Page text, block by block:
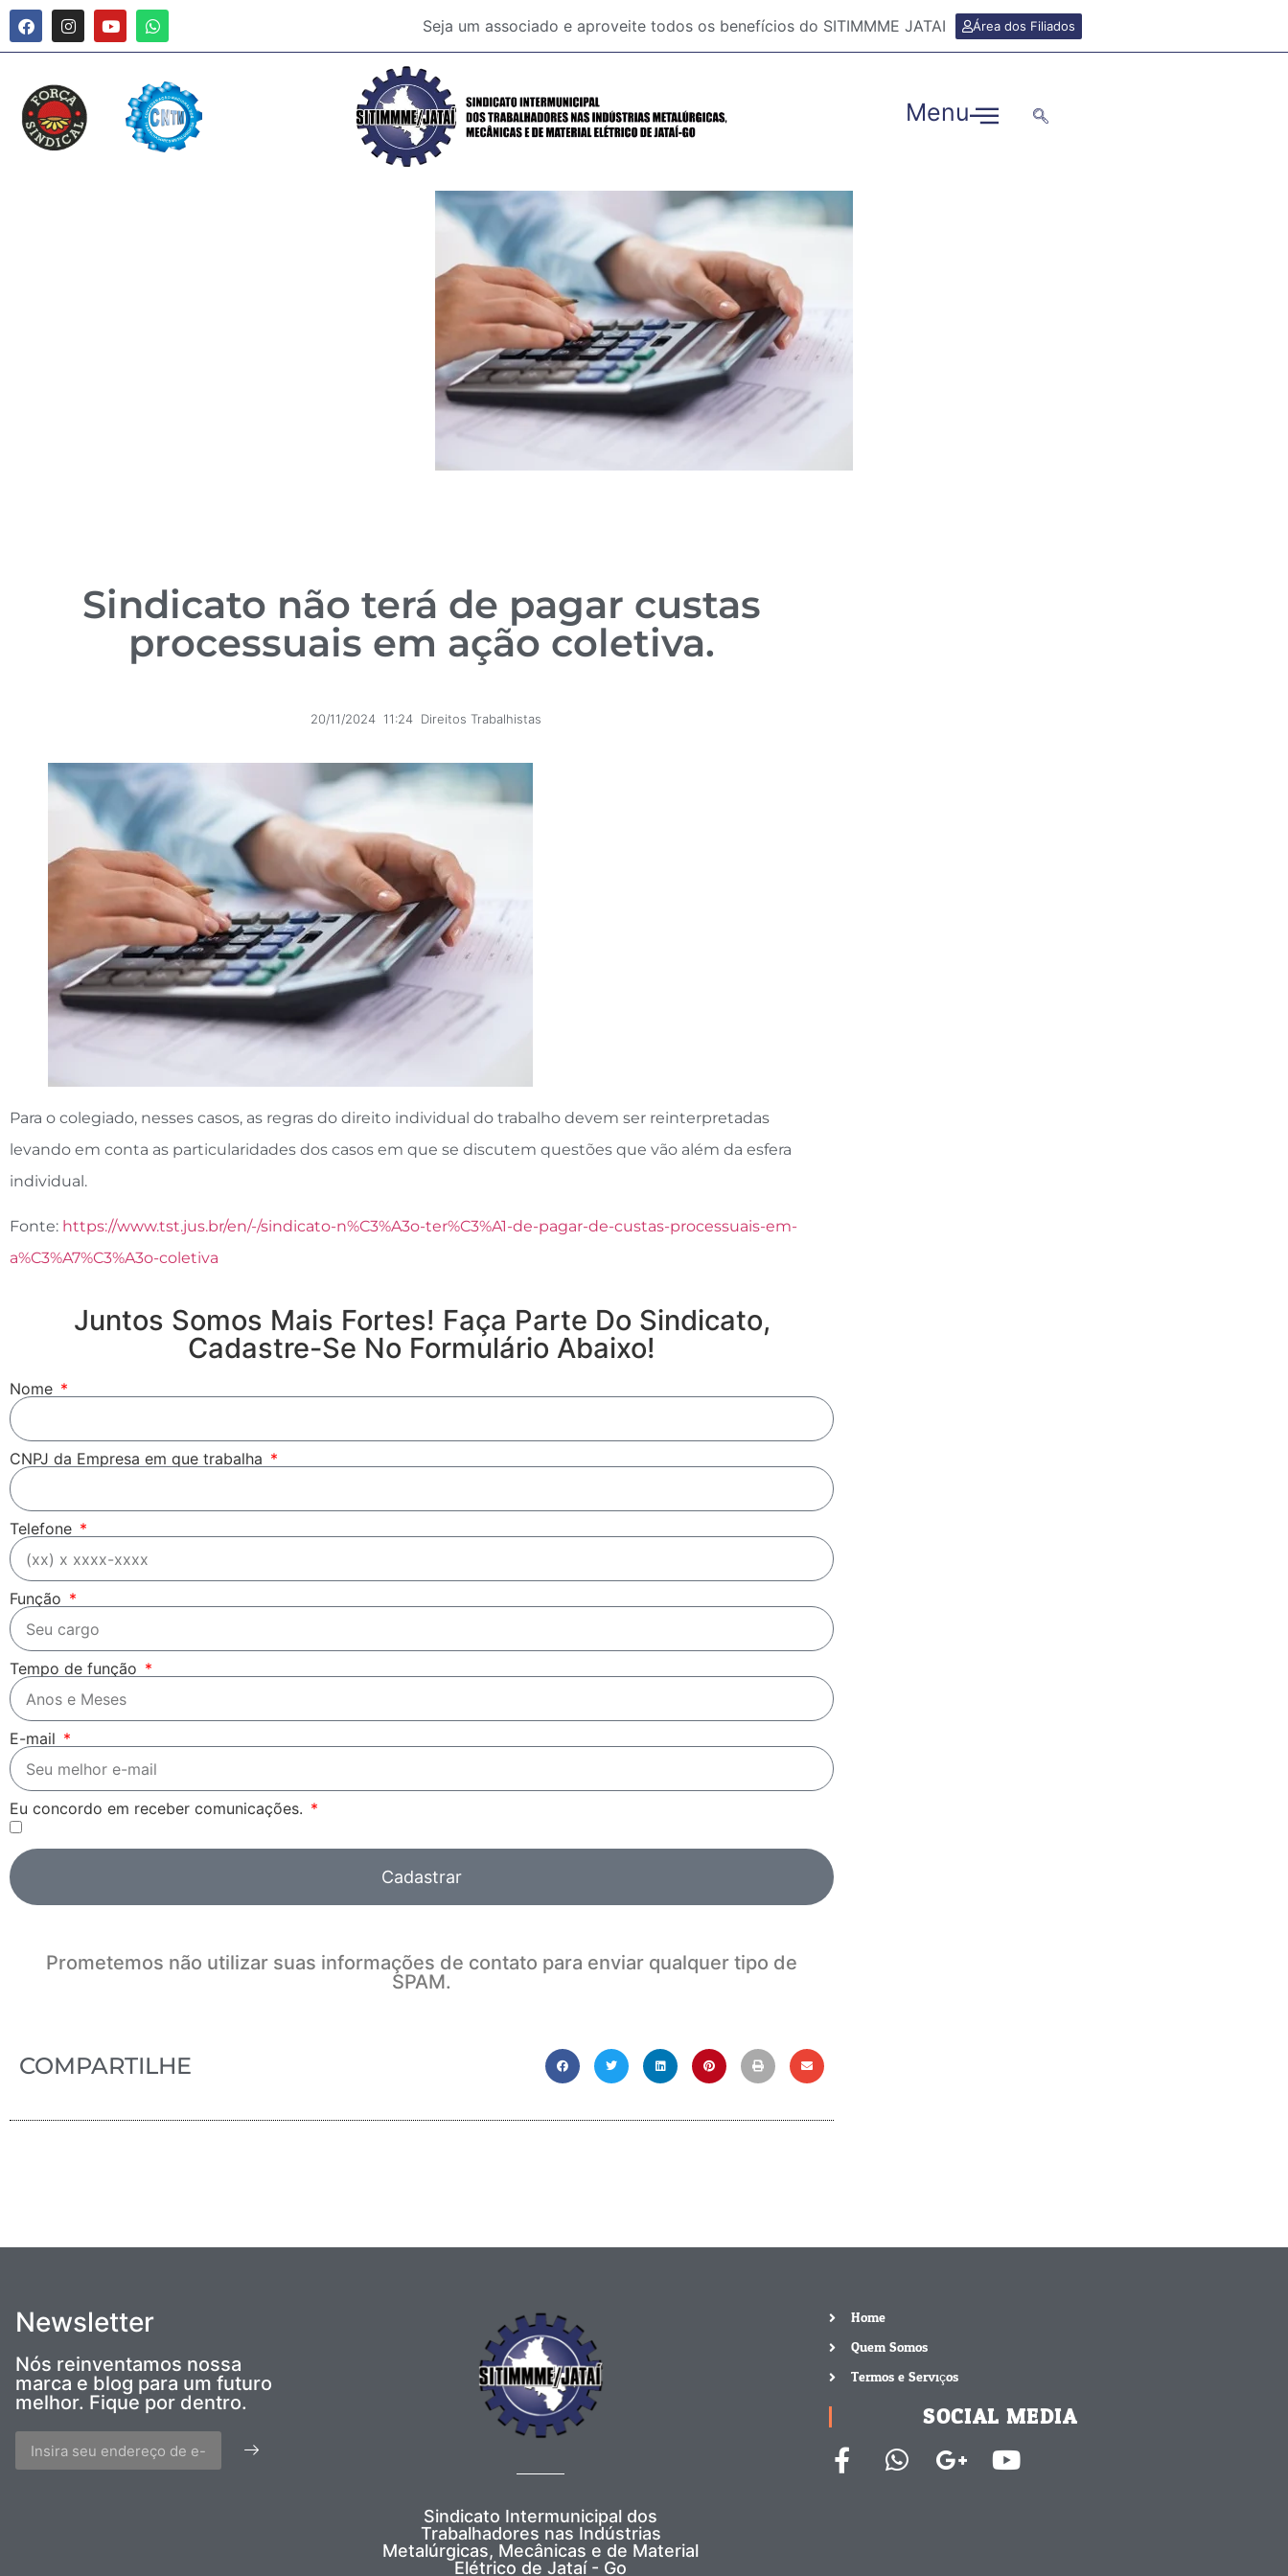
Seja um associado e aproveite todos os benefícios do SITIMMME JATAI Área dos Filiados
Menu
Sindicato não terá de pagar custas
processuais em ação coletiva.
20/11/2024 11:24 Direitos Trabalhistas
Para o colegiado, nesses casos, as regras do direito individual do trabalho devem ser reinterpretadas
levando em conta as particularidades dos casos em que se discutem questões que vão além da esfera
individual.
Fonte: https://www.tst.jus.br/en/-/sindicato-n%C3%A3o-ter%C3%A1-de-pagar-de-custas-processuais-em-
a%C3%A7%C3%A3o-coletiva
Juntos Somos Mais Fortes! Faça Parte Do Sindicato,
Cadastre-Se No Formulário Abaixo!
Nome
CNPJ da Empresa em que trabalha
Telefone
Função
Tempo de função
E-mail
Eu concordo em receber comunicações.
Cadastrar
Prometemos não utilizar suas informações de contato para enviar qualquer tipo de
SPAM.
COMPARTILHE
Newsletter
Nós reinventamos nossa
marca e blog para um futuro
melhor. Fique por dentro.
Sindicato Intermunicipal dos
Trabalhadores nas Indústrias
Metalúrgicas, Mecânicas e de Material
Elétrico de Jataí - Go
Home
Quem Somos
Termos e Serviços
SOCIAL MEDIA